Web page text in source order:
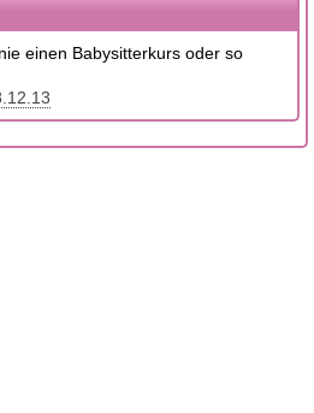
einen Babysitterkurs oder so